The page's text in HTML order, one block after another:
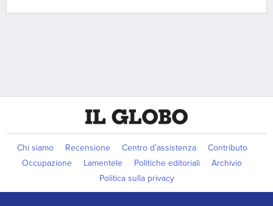
Chi siamo Recensione Centro d’assistenza
Contributo
Occupazione
Lamentele Politiche editoriali
Archivio
Politica sulla privacy